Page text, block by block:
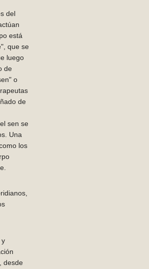
del
está
que se
luego
de
o
de
sen se
Una
los
, y
desde